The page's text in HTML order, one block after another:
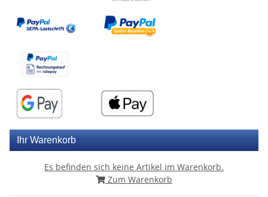
Ihr Warenkorb
Es befinden sich keine Artikel im Warenkorb.
Zum Warenkorb